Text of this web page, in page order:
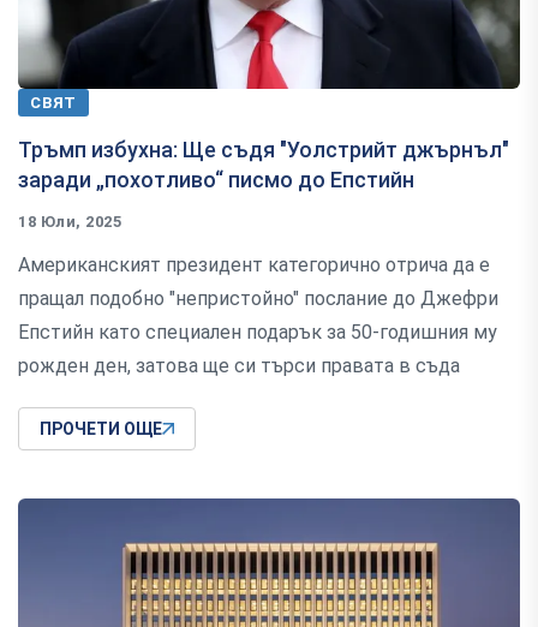
СВЯТ
Тръмп избухна: Ще съдя "Уолстрийт джърнъл"
заради „похотливо“ писмо до Епстийн
18 Юли, 2025
Американският президент категорично отрича да е
пращал подобно "непристойно" послание до Джефри
Епстийн като специален подарък за 50-годишния му
рожден ден, затова ще си търси правата в съда
ПРОЧЕТИ ОЩЕ